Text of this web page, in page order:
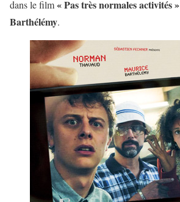
dans le film« Pas très normales activités »
Barthélémy.